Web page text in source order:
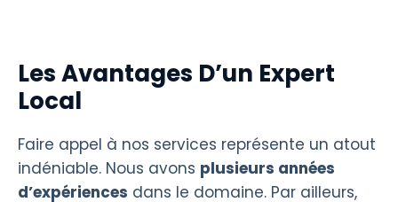
Les Avantages D’un Expert
Local
Faire appel à nos services représente un atout
indéniable. Nous avons plusieurs années
d’expériences dans le domaine. Par ailleurs,